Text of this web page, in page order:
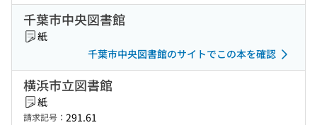
千葉市中央図書館
紙
千葉市中央図書館のサイトでこの本を確認
横浜市立図書館
紙
請求記号： 291.61